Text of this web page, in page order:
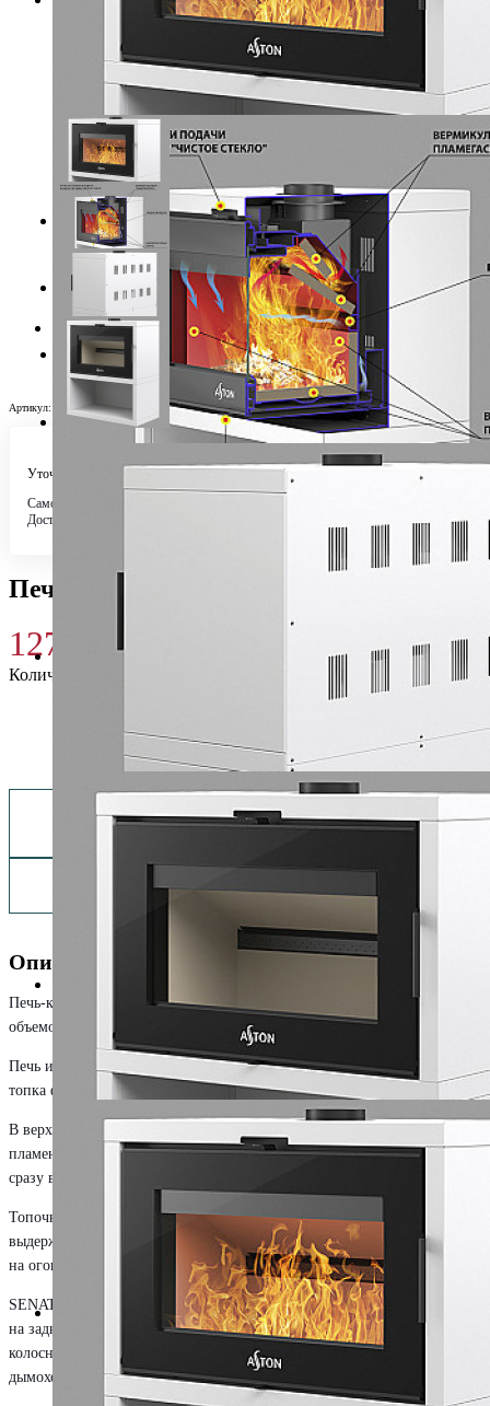
Артикул: УТ-00008843
Уточняйте у менеджера
Самовывоз
Доставка по городу
Бесплатно
Печь-камин ASTON SENATOR WHITE
127 710
Количество
Купить 127 710 ₽
Заказать монтаж изделия
Описание
Печь-камин ASTON SENATOR WHITE способен обогреть помещение
объемом до 280 куб.м.
Печь изготовлена из стали повышенной прочности 09Г2С. Внутри
топка футерована вермикулитом для защиты стенок от прогорания.
В верхней части топочной камеры расположены два отбойника
пламени также из вермикулита. Они не дают дымовым газам уходить
сразу в дымоход, заставляя сделать оборот.
Топочная дверца печи укомплектована жаростойким стеклом. Оно
выдерживает 650°C постоянного нагрева и открывает прекрасный вид
на огонь.
SENATOR оснащен вторичным дожигом. Это система подачи воздуха
на задней стенке, которая дожигает топливо, не сгоревшее на
колоснике. Она повышает КПД печи и дольше сохраняет чистым
дымоход.